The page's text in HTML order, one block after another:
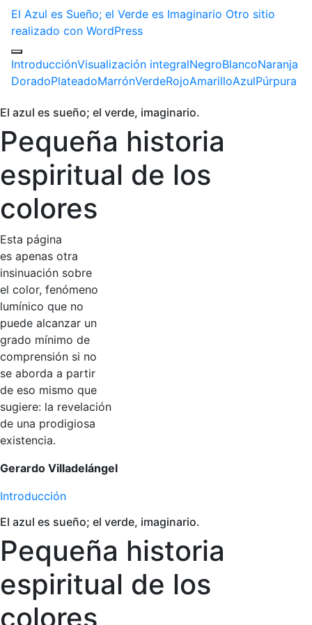
El Azul es Sueño; el Verde es Imaginario Otro sitio
realizado con WordPress
IntroducciónVisualización integralNegroBlancoNaranja
DoradoPlateadoMarrónVerdeRojoAmarilloAzulPúrpura
El azul es sueño; el verde, imaginario.
Pequeña historia
espiritual de los
colores
Esta página
es apenas otra
insinuación sobre
el color, fenómeno
lumínico que no
puede alcanzar un
grado mínimo de
comprensión si no
se aborda a partir
de eso mismo que
sugiere: la revelación
de una prodigiosa
existencia.
Gerardo Villadelángel
Introducción
El azul es sueño; el verde, imaginario.
Pequeña historia
espiritual de los
colores